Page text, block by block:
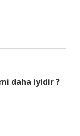
daha iyidir ?